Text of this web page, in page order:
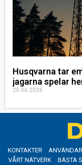
Husqvarna tar
jagarna spelar
25.06.2026
KONTAKTER
VÅRT NÄTVERK
BÄSTA